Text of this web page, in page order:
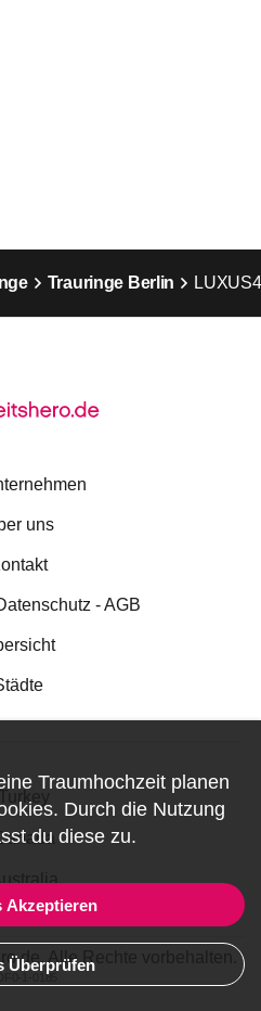
Trauringe Berlin
uns
- AGB
Alle Rechte vorbehalten.
1-0185
Traumhochzeit planen
. Durch die Nutzung
du diese zu.
Akzeptieren
Überprüfen